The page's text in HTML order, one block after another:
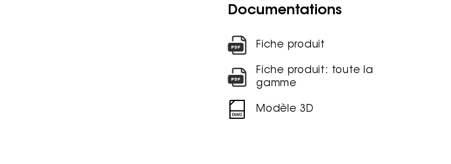
Documentations
Fiche produit
Fiche produit: toute la
gamme
Modèle 3D